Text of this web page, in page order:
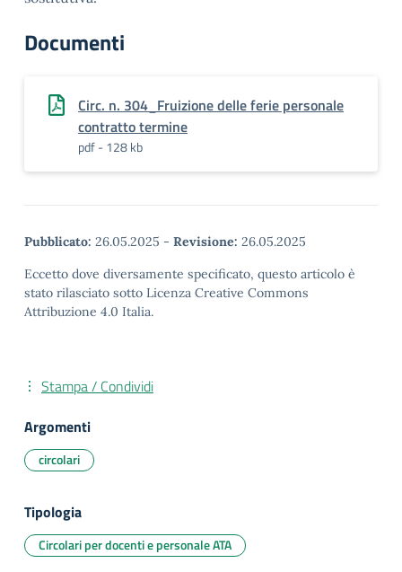
Documenti
Circ. n. 304_Fruizione delle ferie personale
contratto termine
pdf - 128 kb
Pubblicato: 26.05.2025 - Revisione: 26.05.2025
Eccetto dove diversamente specificato, questo articolo è
stato rilasciato sotto Licenza Creative Commons
Attribuzione 4.0 Italia.
Stampa / Condividi
Argomenti
circolari
Tipologia
Circolari per docenti e personale ATA